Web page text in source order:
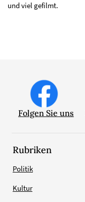
und viel gefilmt.
Folgen Sie uns
Rubriken
Politik
Kultur